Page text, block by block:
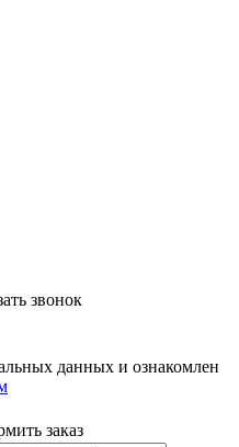
звонок
данных и ознакомлен
заказ